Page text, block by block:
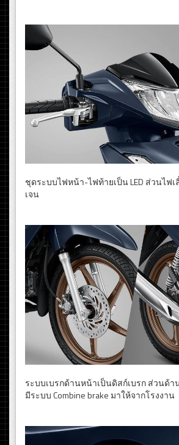
ชุดระบบไฟหน้า-ไฟท้ายเป็น LED ส่วนไฟเ
เจน
ระบบเบรกด้านหน้าเป็นดิสก์เบรก ส่วนด้า
มีระบบ Combine brake มาให้จากโรงงาน